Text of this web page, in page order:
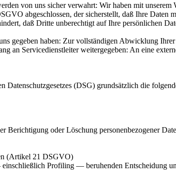
von uns sicher verwahrt: Wir haben mit unserem
abgeschlossen, der sicherstellt, daß Ihre Daten
daß Dritte unberechtigt auf Ihre persönlichen
gegeben haben: Zur vollständigen Abwicklung
an Servicedienstleiter weitergegeben: An eine
Datenschutzgesetzes (DSG) grundsätzlich die
oder Löschung personenbezogener
(Artikel 21 DSGVO)
Profiling — beruhenden Entscheidung